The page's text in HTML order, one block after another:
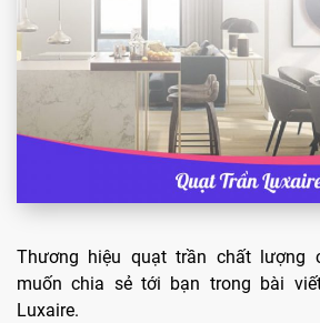
Thương hiệu quạt trần chất lượng
muốn chia sẻ tới bạn trong bài
Luxaire.